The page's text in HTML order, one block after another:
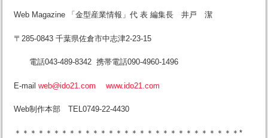
Web Magazine 「金型産業情報」代 表 編集長 井戸 潔
〒285-0843 千葉県佐倉市中志津2-23-15
電話043-489-8342 携帯電話090-4960-1496
E-mail web@ido21.com www.ido21.com
Web制作本部 TEL0749-22-4430
＊＊＊＊＊＊＊＊＊＊＊＊＊＊＊＊＊＊＊＊＊＊＊＊＊＊＊＊＊*